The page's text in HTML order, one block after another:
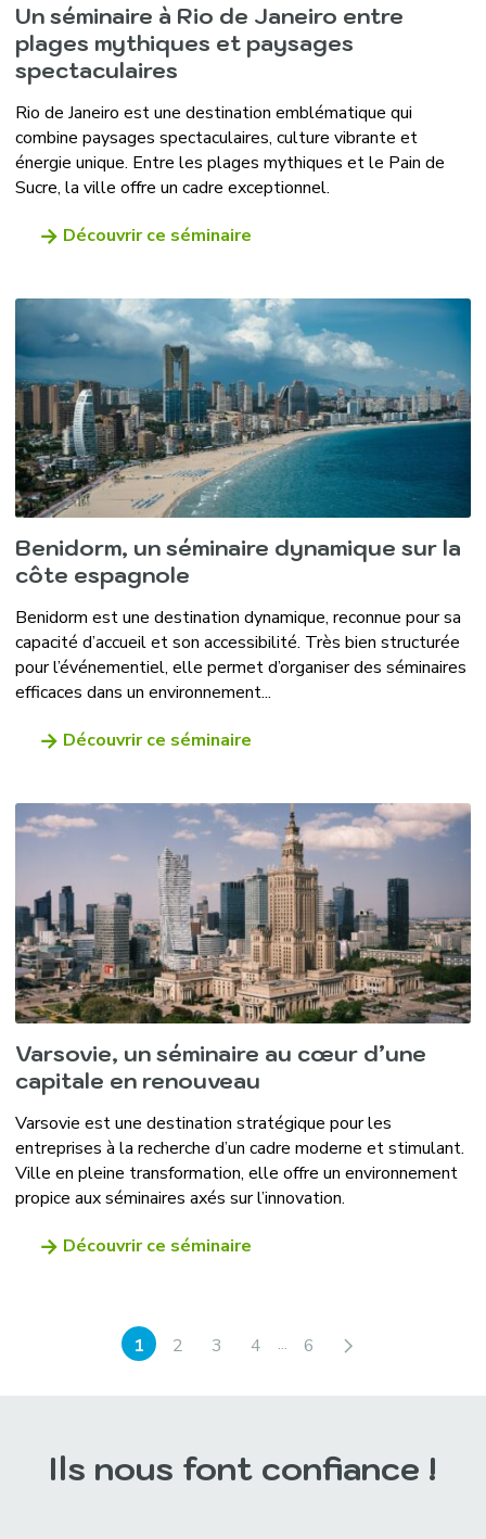
Un séminaire à Rio de Janeiro entre
plages mythiques et paysages
spectaculaires
Rio de Janeiro est une destination emblématique qui
combine paysages spectaculaires, culture vibrante et
énergie unique. Entre les plages mythiques et le Pain de
Sucre, la ville offre un cadre exceptionnel.
Découvrir ce séminaire
Benidorm, un séminaire dynamique sur la
côte espagnole
Benidorm est une destination dynamique, reconnue pour sa
capacité d’accueil et son accessibilité. Très bien structurée
pour l’événementiel, elle permet d’organiser des séminaires
efficaces dans un environnement...
Découvrir ce séminaire
Varsovie, un séminaire au cœur d’une
capitale en renouveau
Varsovie est une destination stratégique pour les
entreprises à la recherche d’un cadre moderne et stimulant.
Ville en pleine transformation, elle offre un environnement
propice aux séminaires axés sur l’innovation.
Découvrir ce séminaire
1 2 3 4 ... 6
Ils nous font confiance !